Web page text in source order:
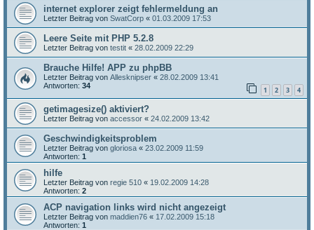
internet explorer zeigt fehlermeldung an
Letzter Beitrag von SwatCorp « 01.03.2009 17:53
Leere Seite mit PHP 5.2.8
Letzter Beitrag von testit « 28.02.2009 22:29
Brauche Hilfe! APP zu phpBB
Letzter Beitrag von Allesknipser « 28.02.2009 13:41
Antworten: 34 1 2 3 4
getimagesize() aktiviert?
Letzter Beitrag von accessor « 24.02.2009 13:42
Geschwindigkeitsproblem
Letzter Beitrag von gloriosa « 23.02.2009 11:59
Antworten: 1
hilfe
Letzter Beitrag von regie 510 « 19.02.2009 14:28
Antworten: 2
ACP navigation links wird nicht angezeigt
Letzter Beitrag von maddien76 « 17.02.2009 15:18
Antworten: 1